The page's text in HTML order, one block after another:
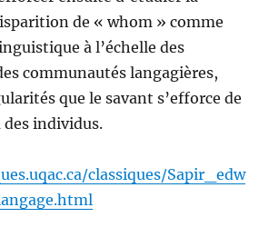
de « whom » comme
à l’échelle des
communautés langagières,
que le savant s’efforce de
individus.
classiques/Sapir_edw